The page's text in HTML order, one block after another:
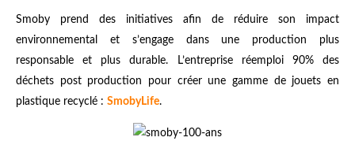
Smoby prend des initiatives afin de réduire son impact
environnemental et s’engage dans une production plus
responsable et plus durable. L’entreprise réemploi 90% des
déchets post production pour créer une gamme de jouets en
plastique recyclé : SmobyLife.